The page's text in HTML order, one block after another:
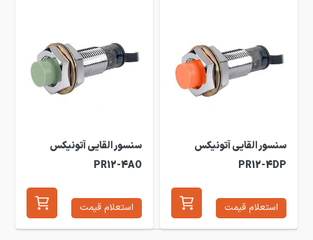
سنسور القایی آتونیکس
PR12-4DP
استعلام قیمت
سنسور القایی آتونیکس
PR12-4AO
استعلام قیمت